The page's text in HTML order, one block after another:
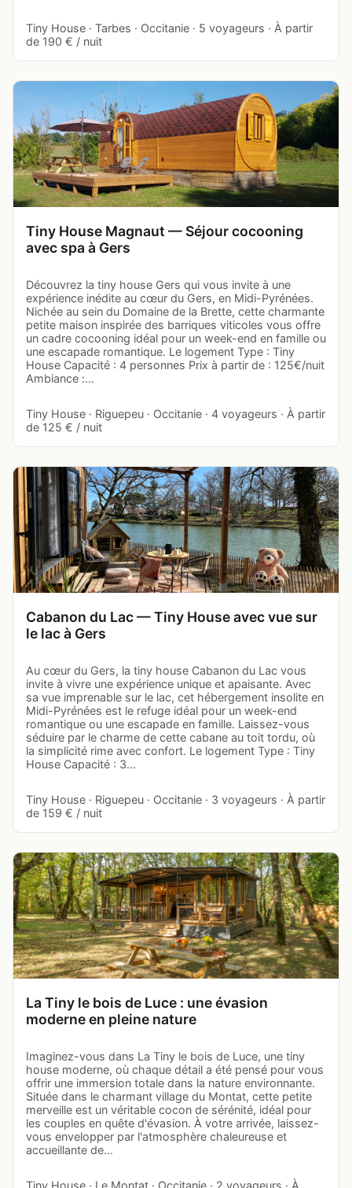
Tiny House · Tarbes · Occitanie · 5 voyageurs · À partir
de 190 € / nuit
Tiny House Magnaut — Séjour cocooning
avec spa à Gers
Découvrez la tiny house Gers qui vous invite à une
expérience inédite au cœur du Gers, en Midi-Pyrénées.
Nichée au sein du Domaine de la Brette, cette charmante
petite maison inspirée des barriques viticoles vous offre
un cadre cocooning idéal pour un week-end en famille ou
une escapade romantique. Le logement Type : Tiny
House Capacité : 4 personnes Prix à partir de : 125€/nuit
Ambiance :…
Tiny House · Riguepeu · Occitanie · 4 voyageurs · À partir
de 125 € / nuit
Cabanon du Lac — Tiny House avec vue sur
le lac à Gers
Au cœur du Gers, la tiny house Cabanon du Lac vous
invite à vivre une expérience unique et apaisante. Avec
sa vue imprenable sur le lac, cet hébergement insolite en
Midi-Pyrénées est le refuge idéal pour un week-end
romantique ou une escapade en famille. Laissez-vous
séduire par le charme de cette cabane au toit tordu, où
la simplicité rime avec confort. Le logement Type : Tiny
House Capacité : 3…
Tiny House · Riguepeu · Occitanie · 3 voyageurs · À partir
de 159 € / nuit
La Tiny le bois de Luce : une évasion
moderne en pleine nature
Imaginez-vous dans La Tiny le bois de Luce, une tiny
house moderne, où chaque détail a été pensé pour vous
offrir une immersion totale dans la nature environnante.
Située dans le charmant village du Montat, cette petite
merveille est un véritable cocon de sérénité, idéal pour
les couples en quête d'évasion. À votre arrivée, laissez-
vous envelopper par l'atmosphère chaleureuse et
accueillante de…
Tiny House · Le Montat · Occitanie · 2 voyageurs · À